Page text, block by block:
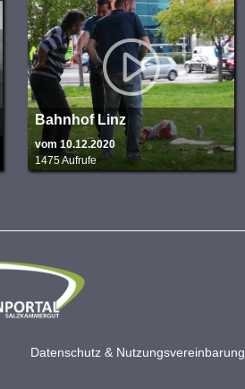
Bahnhof Linz
vom 10.12.2020
1475 Aufrufe
Datenschutz & Nutzungsvereinbarung